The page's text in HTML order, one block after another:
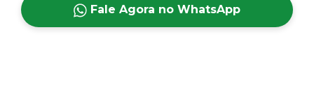
Fale Agora no WhatsApp